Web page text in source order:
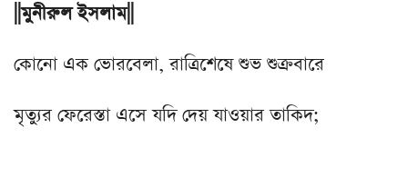
||মুনীরুল ইসলাম||
কোনো এক ভোরবেলা, রাত্রিশেষে শুভ শুক্রবারে
মৃত্যুর ফেরেস্তা এসে যদি দেয় যাওয়ার তাকিদ;